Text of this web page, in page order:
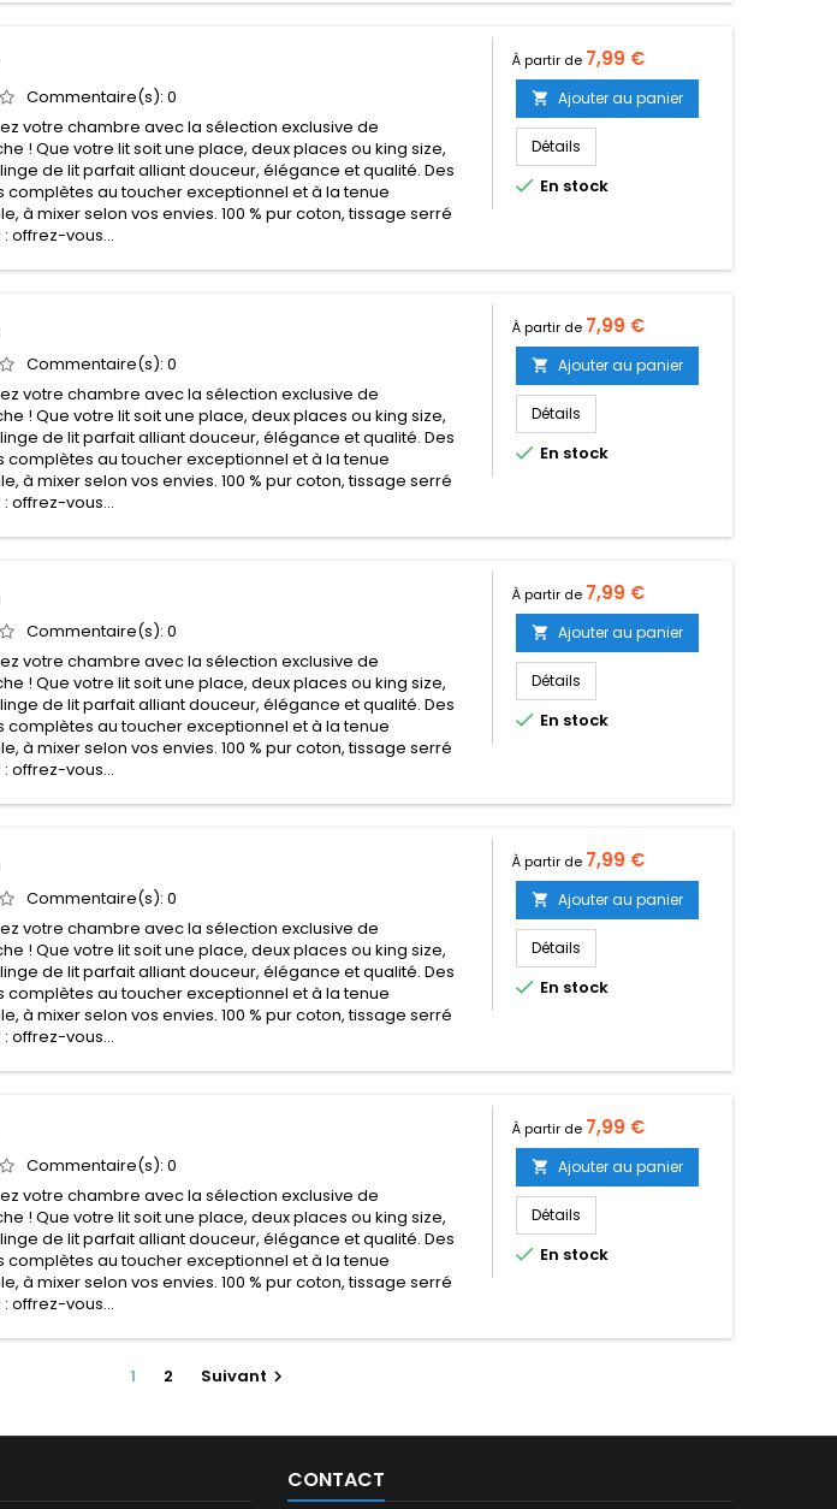
Commentaire(s):0
votre chambre avec la sélection exclusive de
! Que votre lit soit une place, deux places ou king size,
de lit parfait alliant douceur, élégance et qualité. Des
complètes au toucher exceptionnel et à la tenue
à mixer selon vos envies. 100 % pur coton, tissage serré
: offrez-vous...
À partir de Prix
7,99 €
 Ajouter au panier
Détails
 En stock
Commentaire(s):0
votre chambre avec la sélection exclusive de
! Que votre lit soit une place, deux places ou king size,
de lit parfait alliant douceur, élégance et qualité. Des
complètes au toucher exceptionnel et à la tenue
à mixer selon vos envies. 100 % pur coton, tissage serré
: offrez-vous...
À partir de Prix
7,99 €
 Ajouter au panier
Détails
 En stock
Commentaire(s):0
votre chambre avec la sélection exclusive de
! Que votre lit soit une place, deux places ou king size,
de lit parfait alliant douceur, élégance et qualité. Des
complètes au toucher exceptionnel et à la tenue
à mixer selon vos envies. 100 % pur coton, tissage serré
: offrez-vous...
À partir de Prix
7,99 €
 Ajouter au panier
Détails
 En stock
Commentaire(s):0
votre chambre avec la sélection exclusive de
! Que votre lit soit une place, deux places ou king size,
de lit parfait alliant douceur, élégance et qualité. Des
complètes au toucher exceptionnel et à la tenue
à mixer selon vos envies. 100 % pur coton, tissage serré
: offrez-vous...
À partir de Prix
7,99 €
 Ajouter au panier
Détails
 En stock
Commentaire(s):0
votre chambre avec la sélection exclusive de
! Que votre lit soit une place, deux places ou king size,
de lit parfait alliant douceur, élégance et qualité. Des
complètes au toucher exceptionnel et à la tenue
à mixer selon vos envies. 100 % pur coton, tissage serré
: offrez-vous...
À partir de Prix
7,99 €
 Ajouter au panier
Détails
 En stock
1 2 Suivant 
CONTACT